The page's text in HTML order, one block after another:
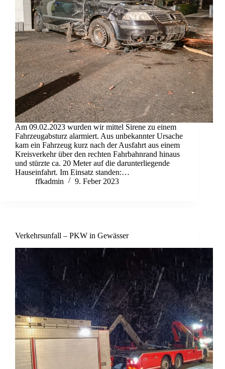
Am 09.02.2023 wurden wir mittel Sirene zu einem
Fahrzeugabsturz alarmiert. Aus unbekannter Ursache
kam ein Fahrzeug kurz nach der Ausfahrt aus einem
Kreisverkehr über den rechten Fahrbahnrand hinaus
und stürzte ca. 20 Meter auf die darunterliegende
Hauseinfahrt. Im Einsatz standen:…
ffkadmin
9. Feber 2023
Verkehrsunfall – PKW in Gewässer